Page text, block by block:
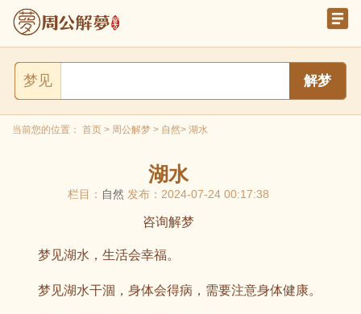
梦见
当前您的位置： 首页 > 周公解梦 > 自然> 湖水
湖水
栏目： 自然 发布：2024-07-24 00:17:38
咨询解梦
梦见湖水，生活会幸福。
梦见湖水干涸，身体会得病，需要注意身体健康。